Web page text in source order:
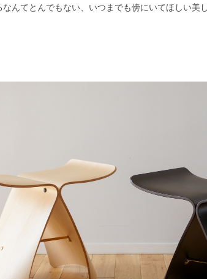
んてとんでもない、いつまでも傍にいてほしい美